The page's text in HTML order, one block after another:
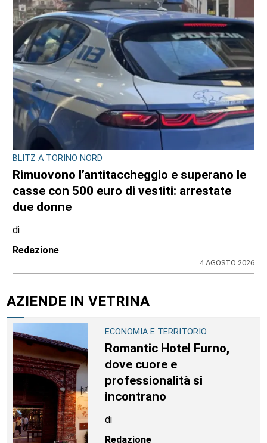
BLITZ A TORINO NORD
Rimuovono l’antitaccheggio e superano le
casse con 500 euro di vestiti: arrestate
due donne
di
Redazione
4 AGOSTO 2026
AZIENDE IN VETRINA
ECONOMIA E TERRITORIO
Romantic Hotel Furno,
dove cuore e
professionalità si
incontrano
di
Redazione